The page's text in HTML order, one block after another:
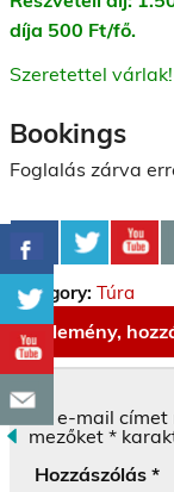
díja 500 Ft/fő.
Szeretettel várlak!
Bookings
Foglalás zárva
Category: Túra
Vélemény,
Az e-mail
mezőket *
Hozzászólás *